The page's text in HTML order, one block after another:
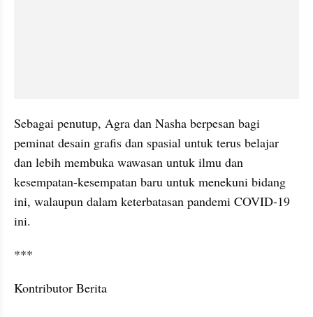
Sebagai penutup, Agra dan Nasha berpesan bagi
peminat desain grafis dan spasial untuk terus belajar
dan lebih membuka wawasan untuk ilmu dan
kesempatan-kesempatan baru untuk menekuni bidang
ini, walaupun dalam keterbatasan pandemi COVID-19
ini.
***
Kontributor Berita